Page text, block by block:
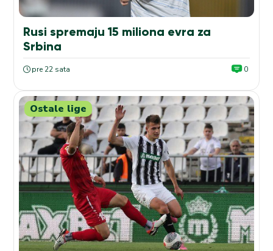
Rusi spremaju 15 miliona evra za
Srbina
pre 22 sata 0
Ostale lige